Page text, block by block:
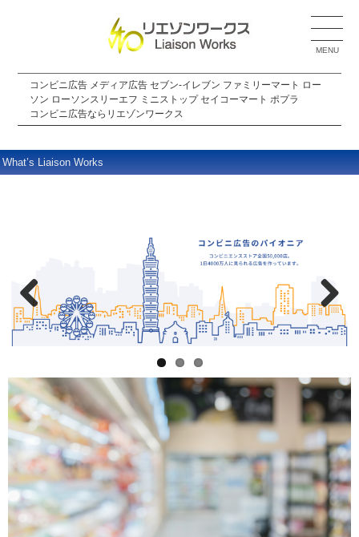
MENU
コンビニ広告 メディア広告 セブン-イレブン ファミリーマート ロー
ソン ローソンスリーエフ ミニストップ セイコーマート ポプラ
コンビニ広告ならリエゾンワークス
What’s Liaison Works